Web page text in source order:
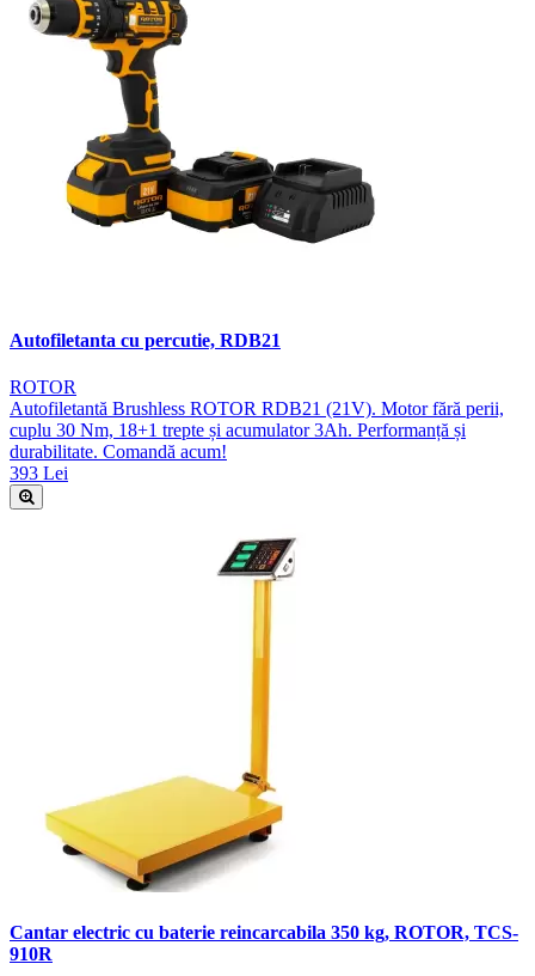
Autofiletanta cu percutie, RDB21
ROTOR
Autofiletantă Brushless ROTOR RDB21 (21V). Motor fără perii,
cuplu 30 Nm, 18+1 trepte și acumulator 3Ah. Performanță și
durabilitate. Comandă acum!
393 Lei
Cantar electric cu baterie reincarcabila 350 kg, ROTOR, TCS-
910R